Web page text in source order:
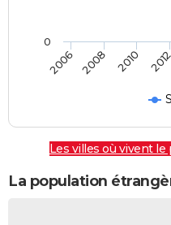
2006 2008 2010 2012
0
Les villes où vivent le
La population